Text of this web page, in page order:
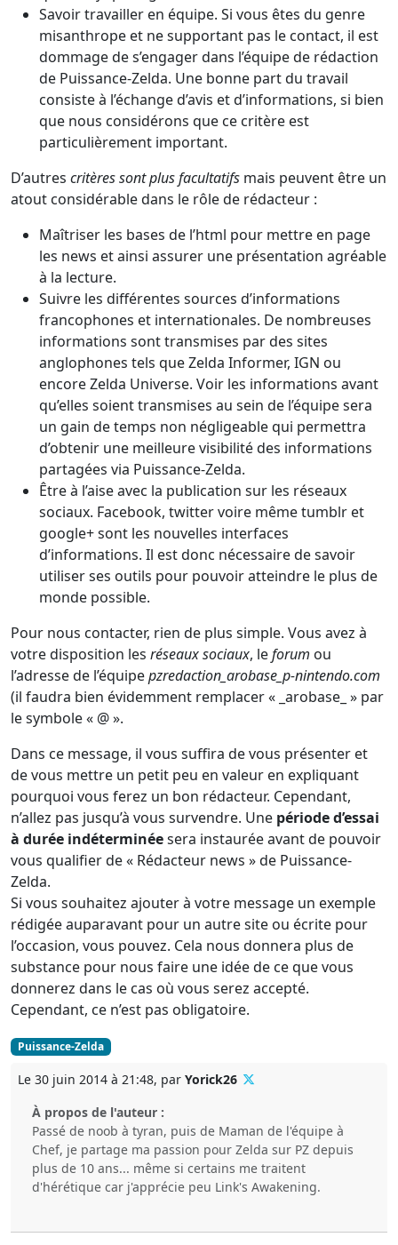
Savoir travailler en équipe. Si vous êtes du genre
misanthrope et ne supportant pas le contact, il est
dommage de s’engager dans l’équipe de rédaction
de Puissance-Zelda. Une bonne part du travail
consiste à l’échange d’avis et d’informations, si bien
que nous considérons que ce critère est
particulièrement important.
D’autres critères sont plus facultatifs mais peuvent être un
atout considérable dans le rôle de rédacteur :
Maîtriser les bases de l’html pour mettre en page
les news et ainsi assurer une présentation agréable
à la lecture.
Suivre les différentes sources d’informations
francophones et internationales. De nombreuses
informations sont transmises par des sites
anglophones tels que Zelda Informer, IGN ou
encore Zelda Universe. Voir les informations avant
qu’elles soient transmises au sein de l’équipe sera
un gain de temps non négligeable qui permettra
d’obtenir une meilleure visibilité des informations
partagées via Puissance-Zelda.
Être à l’aise avec la publication sur les réseaux
sociaux. Facebook, twitter voire même tumblr et
google+ sont les nouvelles interfaces
d’informations. Il est donc nécessaire de savoir
utiliser ses outils pour pouvoir atteindre le plus de
monde possible.
Pour nous contacter, rien de plus simple. Vous avez à
votre disposition les réseaux sociaux, leforum ou
l’adresse de l’équipepzredaction_arobase_p-nintendo.com
(il faudra bien évidemment remplacer « _arobase_ » par
le symbole « @ ».
Dans ce message, il vous suffira de vous présenter et
de vous mettre un petit peu en valeur en expliquant
pourquoi vous ferez un bon rédacteur. Cependant,
n’allez pas jusqu’à vous survendre. Une période d’essai
à durée indéterminéesera instaurée avant de pouvoir
vous qualifier de « Rédacteur news » de Puissance-
Zelda.
Si vous souhaitez ajouter à votre message un exemple
rédigée auparavant pour un autre site ou écrite pour
l’occasion, vous pouvez. Cela nous donnera plus de
substance pour nous faire une idée de ce que vous
donnerez dans le cas où vous serez accepté.
Cependant, ce n’est pas obligatoire.
Puissance-Zelda
Le 30 juin 2014 à 21:48, par Yorick26
À propos de l'auteur :
Passé de noob à tyran, puis de Maman de l'équipe à
Chef, je partage ma passion pour Zelda sur PZ depuis
plus de 10 ans... même si certains me traitent
d'hérétique car j'apprécie peu Link's Awakening.